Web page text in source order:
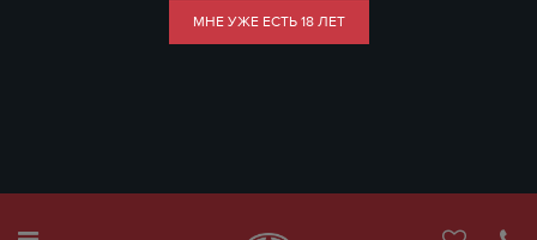
МНЕ УЖЕ ЕСТЬ 18 ЛЕТ